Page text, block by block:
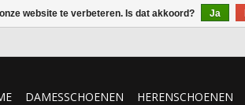
DAMESSCHOENEN HERENSCHOENEN
website te verbeteren. Is dat akkoord? Ja